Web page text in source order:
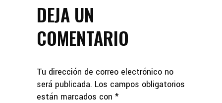
DEJA UN
COMENTARIO
Tu dirección de correo electrónico no
será publicada. Los campos obligatorios
están marcados con *